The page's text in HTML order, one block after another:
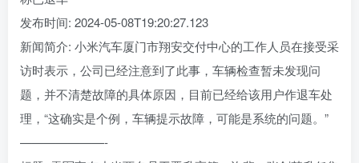
发布时间: 2024-05-08T19:20:27.123
新闻简介: 小米汽车厦门市翔安交付中心的工作人员在接受采
访时表示，公司已经注意到了此事，车辆检查暂未发现问
题，并不清楚故障的具体原因，目前已经给该用户作退车处
理，“这确实是个例，车辆提示故障，可能是系统的问题。”
———————-